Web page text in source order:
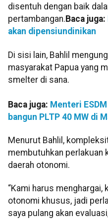
disentuh dengan baik
pertambangan. Baca juga:
akan dipensiundinikan
Di sisi lain, Bahlil
masyarakat Papua yang
smelter di sana.
Baca juga: Menteri
bangun PLTP 40 MW di
Menurut Bahlil,
membutuhkan perlakuan
daerah otonomi.
“Kami harus menghargai,
otonomi khusus, jadi
saya pulang akan